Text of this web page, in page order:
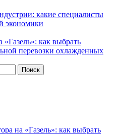
какие специалисты
экономики
как выбрать
перевозки охлажденных
на «Газель»: как выбрать